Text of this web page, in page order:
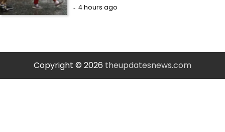
4 hours ago
Copyright © 2026 theupdatesnews.com